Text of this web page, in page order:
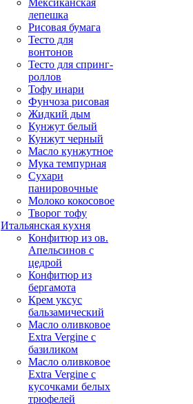
Мексиканская
лепешка
Рисовая бумага
Тесто для
вонтонов
Тесто для спринг-
роллов
Тофу инари
Фунчоза рисовая
Жидкий дым
Кунжут белый
Кунжут черный
Масло кунжутное
Мука темпурная
Сухари
панировочные
Молоко кокосовое
Творог тофу
Итальянская кухня
Конфитюр из ов.
Апельсинов с
цедрой
Конфитюр из
бергамота
Крем уксус
бальзамический
Масло оливковое
Extra Vergine с
базиликом
Масло оливковое
Extra Vergine с
кусочками белых
трюфелей